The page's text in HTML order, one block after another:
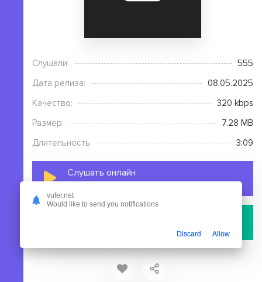
Слушали:
555
Дата релиза:
08.05.2025
Качество:
320 kbps
Размер:
7.28 MB
Длительность:
3:09
Слушать онлайн
vufer.net
Would like to send you notifications
Discard Allow